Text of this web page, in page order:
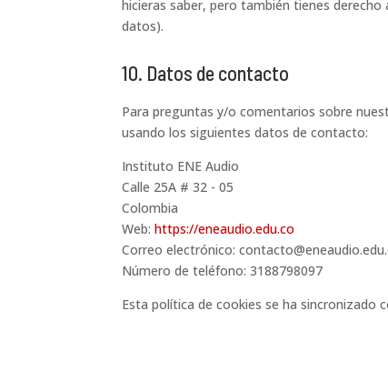
hicieras saber, pero también tienes
datos).
10. Datos de contacto
Para preguntas y/o comentarios sobre
usando los siguientes datos de contacto:
Instituto ENE Audio
Calle 25A # 32 - 05
Colombia
Web:https://eneaudio.edu.co
Correo electrónico:contacto@
Número de teléfono: 3188798097
Esta política de cookies se ha sincronizado